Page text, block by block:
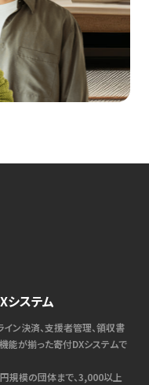
システム
イン決済、支援者管理、領収書
能が揃った寄付DXシステムで
規模の団体まで、3,000以上